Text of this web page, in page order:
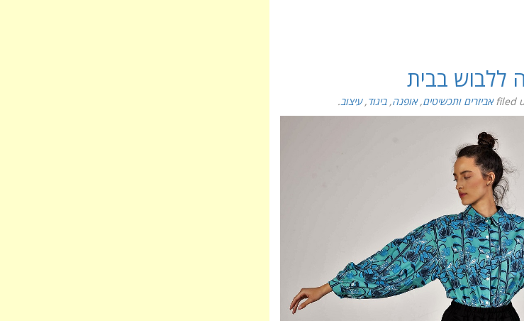
ללבוש בבית
אביזרים ותכשיטים,אופנה,ביגוד,עיצוב.